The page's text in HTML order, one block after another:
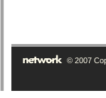
© 2007